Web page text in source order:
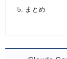
まとめ